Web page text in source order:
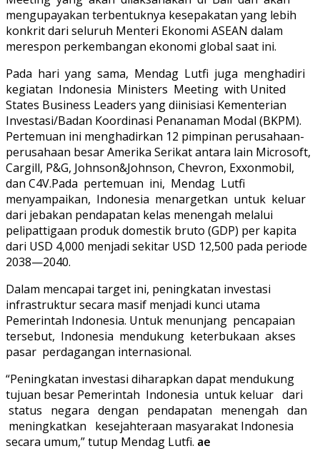
mengupayakan terbentuknya kesepakatan yang lebih
konkrit dari seluruh Menteri Ekonomi ASEAN dalam
merespon perkembangan ekonomi global saat ini.
Pada hari yang sama, Mendag Lutfi juga menghadiri
kegiatan Indonesia Ministers Meeting with United
States Business Leaders yang diinisiasi Kementerian
Investasi/Badan Koordinasi Penanaman Modal (BKPM).
Pertemuan ini menghadirkan 12 pimpinan perusahaan-
perusahaan besar Amerika Serikat antara lain Microsoft,
Cargill, P&G, Johnson&Johnson, Chevron, Exxonmobil,
dan C4V.Pada pertemuan ini, Mendag Lutfi
menyampaikan, Indonesia menargetkan untuk keluar
dari jebakan pendapatan kelas menengah melalui
pelipattigaan produk domestik bruto (GDP) per kapita
dari USD 4,000 menjadi sekitar USD 12,500 pada periode
2038—2040.
Dalam mencapai target ini, peningkatan investasi
infrastruktur secara masif menjadi kunci utama
Pemerintah Indonesia. Untuk menunjang pencapaian
tersebut, Indonesia mendukung keterbukaan akses
pasar perdagangan internasional.
“Peningkatan investasi diharapkan dapat mendukung
tujuan besar Pemerintah Indonesia untuk keluar dari
status negara dengan pendapatan menengah dan
meningkatkan kesejahteraan masyarakat Indonesia
secara umum,” tutup Mendag Lutfi. ae